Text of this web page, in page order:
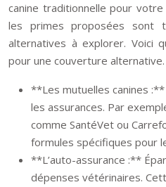
canine traditionnelle pour
les primes proposées sont
alternatives à explorer. Voici
pour une couverture alternative.
**Les mutuelles canines
les assurances. Par
comme SantéVet ou
formules spécifiques pour
**L’auto-assurance :**
dépenses vétérinaires.